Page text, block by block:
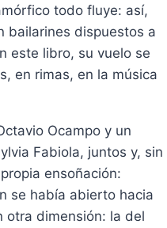
todo fluye: así,
bailarines dispuestos a
este libro, su vuelo se
en rimas, en la música
Ocampo y un
Fabiola, juntos y, sin
ensoñación:
se había abierto hacia
otra dimensión: la del